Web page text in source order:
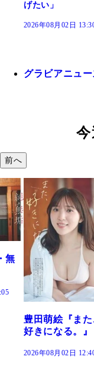
げたい」
2026年08月02日
グラビアニュ
前へ
豊田萌絵『また
好きになる。』
2026年08月02日
無